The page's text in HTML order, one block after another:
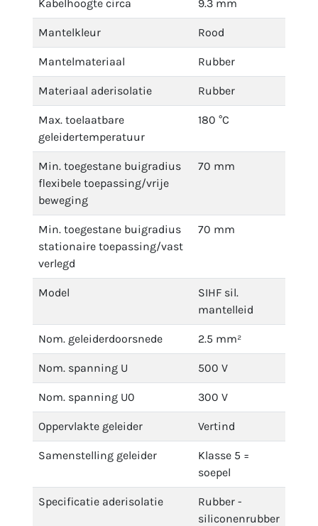
Kabelhoogte circa 9.3 mm
Mantelkleur Rood
Mantelmateriaal Rubber
Materiaal aderisolatie Rubber
Max. toelaatbare
geleidertemperatuur
180 °C
Min. toegestane buigradius
flexibele toepassing/vrije
beweging
70 mm
Min. toegestane buigradius
stationaire toepassing/vast
verlegd
70 mm
Model
SIHF sil.
mantelleid
Nom. geleiderdoorsnede 2.5 mm²
Nom. spanning U 500 V
Nom. spanning U0 300 V
Oppervlakte geleider Vertind
Samenstelling geleider
Klasse 5 =
soepel
Specificatie aderisolatie
Rubber -
siliconenrubber